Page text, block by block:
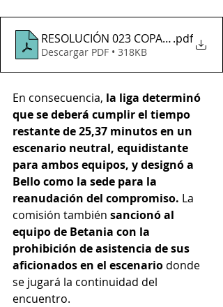
RESOLUCIÓN 023 COPA .pdf
Descargar PDF • 318KB
En consecuencia, la liga determinó
que se deberá cumplir el tiempo
restante de 25,37 minutos en un
escenario neutral, equidistante
para ambos equipos, y designó a
Bello como la sede para la
reanudación del compromiso. La
comisión también sancionó al
equipo de Betania con la
prohibición de asistencia de sus
aficionados en el escenario donde
se jugará la continuidad del
encuentro.